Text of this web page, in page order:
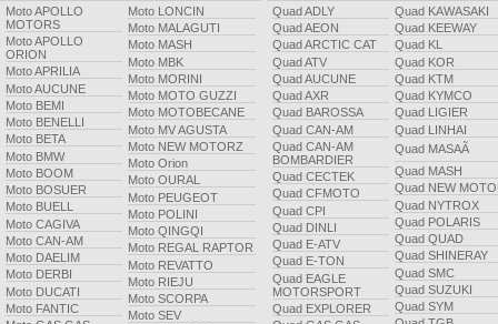
Moto APOLLO
MOTORS
Moto APOLLO
ORION
Moto APRILIA
Moto AUCUNE
Moto BEMI
Moto BENELLI
Moto BETA
Moto BMW
Moto BOOM
Moto BOSUER
Moto BUELL
Moto CAGIVA
Moto CAN-AM
Moto DAELIM
Moto DERBI
Moto DUCATI
Moto FANTIC
Moto LONCIN
Moto MALAGUTI
Moto MASH
Moto MBK
Moto MORINI
Moto MOTO GUZZI
Moto MOTOBECANE
Moto MV AGUSTA
Moto NEW MOTORZ
Moto Orion
Moto OURAL
Moto PEUGEOT
Moto POLINI
Moto QINGQI
Moto REGAL RAPTOR
Moto REVATTO
Moto RIEJU
Moto SCORPA
Moto SEV
Quad ADLY
Quad AEON
Quad ARCTIC CAT
Quad ATV
Quad AUCUNE
Quad AXR
Quad BAROSSA
Quad CAN-AM
Quad CAN-AM
BOMBARDIER
Quad CECTEK
Quad CFMOTO
Quad CPI
Quad DINLI
Quad E-ATV
Quad E-TON
Quad EAGLE
MOTORSPORT
Quad EXPLORER
Quad KAWASAKI
Quad KEEWAY
Quad KL
Quad KOR
Quad KTM
Quad KYMCO
Quad LIGIER
Quad LINHAI
Quad MASAÃ
Quad MASH
Quad NEW
Quad NYTROX
Quad POLARIS
Quad QUAD
Quad SHINERAY
Quad SMC
Quad SUZUKI
Quad SYM